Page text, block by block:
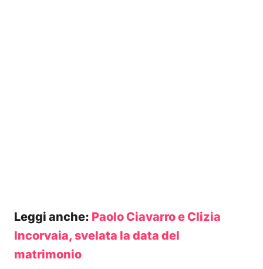
Leggi anche: Paolo Ciavarro e Clizia
Incorvaia, svelata la data del
matrimonio